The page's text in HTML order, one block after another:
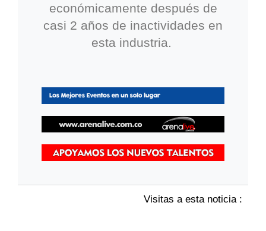
económicamente después de
casi 2 años de inactividades en
esta industria.
Visitas a esta noticia :